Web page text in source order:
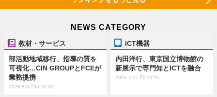
NEWS CATEGORY
教材・サービス
部活動地域移行、指導の質を
可視化…CIN GROUPとFCEが
業務提携
2026.8.6 Thu 15:45
ICT機器
内田洋行、東京国立博物館の
新展示で専門知とICTを融合
2026.7.17 Fri 13:15